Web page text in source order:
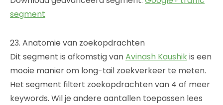
segment
23. Anatomie van zoekopdrachten
Dit segment is afkomstig vanAvinash Kaushikis een
mooie manier om long-tail zoekverkeer te meten.
Het segment filtert zoekopdrachten van 4 of meer
keywords. Wil je andere aantallen toepassen lees